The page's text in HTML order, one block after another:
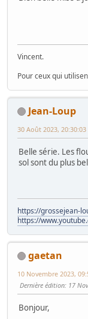
Vincent.
Pour ceux qui
Jean-Loup
30 Août 2023, 20:30:03
Belle série. Les
sol sont du plus
https://grossejean-
https://
gaetan
10 Novembre 2023,
Dernière édition: 17
Bonjour,